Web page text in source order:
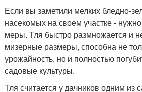
Если вы заметили мелких бледно-
насекомых на своем участке -
меры. Тля быстро размножается и
мизерные размеры, способна не
урожайность, но и полностью
садовые культуры.
Тля считается у дачников одним из